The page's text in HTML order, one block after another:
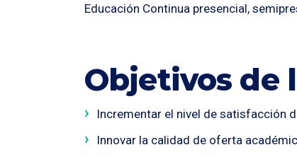
Educación Continua presencial,
Objetivos de
Incrementar el nivel de satisfacción
Innovar la calidad de oferta